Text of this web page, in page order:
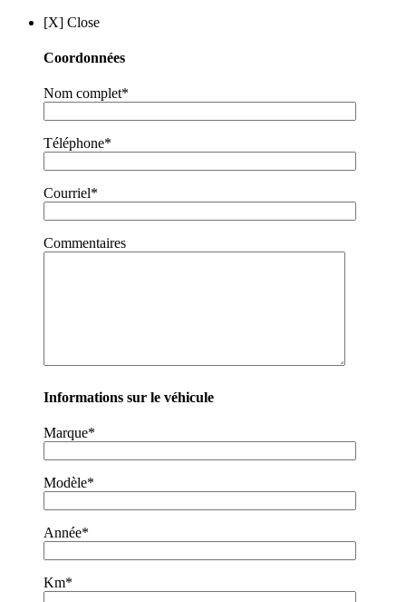
[X] Close
Coordonnées
Nom complet*
Téléphone*
Courriel*
Commentaires
Informations sur le véhicule
Marque*
Modèle*
Année*
Km*